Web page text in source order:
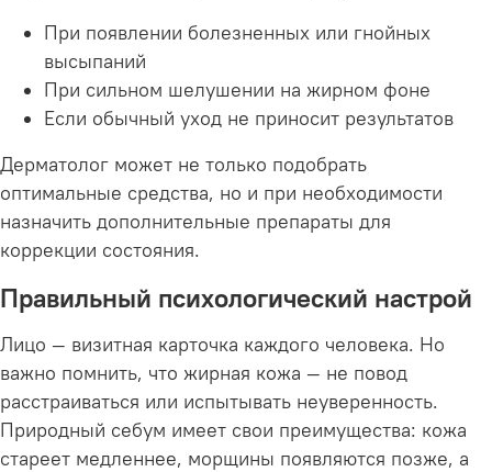
При появлении болезненных или гнойных
высыпаний
При сильном шелушении на жирном фоне
Если обычный уход не приносит результатов
Дерматолог может не только подобрать
оптимальные средства, но и при необходимости
назначить дополнительные препараты для
коррекции состояния.
Правильный психологический настрой
Лицо — визитная карточка каждого человека. Но
важно помнить, что жирная кожа — не повод
расстраиваться или испытывать неуверенность.
Природный себум имеет свои преимущества: кожа
стареет медленнее, морщины появляются позже, а